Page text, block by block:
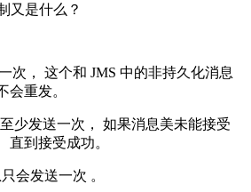
又是什么？
次， 这个和 JMS 中的非持久化消息
会重发。
至少发送一次， 如果消息美未能接受
直到接受成功。
会发送一次 。